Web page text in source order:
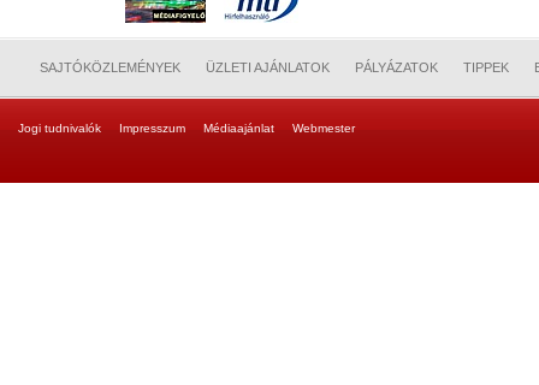
SAJTÓKÖZLEMÉNYEK ÜZLETI AJÁNLATOK PÁLYÁZATOK TIPPEK
Jogi tudnivalók Impresszum Médiaajánlat Webmester